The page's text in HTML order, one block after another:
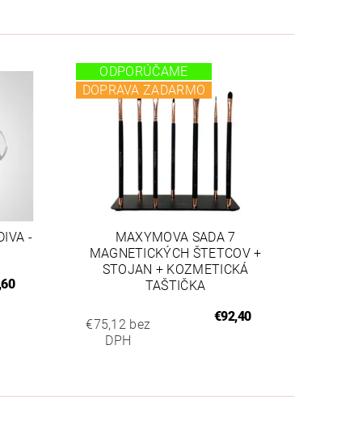
-
ODPORÚČAME
DOPRAVA ZADARMO
MAXYMOVA SADA 7
MAGNETICKÝCH ŠTETCOV +
STOJAN + KOZMETICKÁ
TAŠTIČKA
€75,12 bez
DPH
€92,40